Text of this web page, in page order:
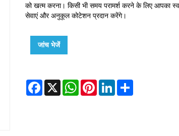
को खत्म करना। किसी भी समय परामर्श करने के लिए आपका
सेवाएं और अनुकूल कोटेशन प्रदान करेंगे।
जांच भेजें
Facebook
X WhatsApp
Pinterest
LinkedIn